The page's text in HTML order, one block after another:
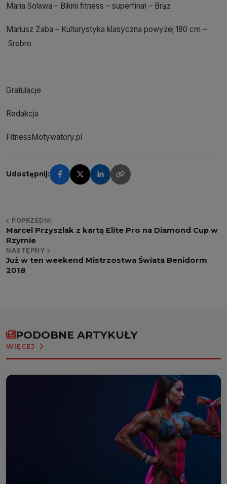
Maria Solawa – Bikini fitness – superfinał – Brąz
Mariusz Żaba – Kulturystyka klasyczna powyżej 180 cm –
Srebro
Gratulacje
Redakcja
FitnessMotywatory.pl
Udostępnij:
POPRZEDNI
Marcel Przyszlak z kartą Elite Pro na Diamond Cup w
Rzymie
NASTĘPNY
Już w ten weekend Mistrzostwa Świata Benidorm
2018
PODOBNE ARTYKUŁY
WIĘCEJ